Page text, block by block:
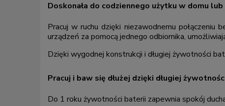
Doskonała do codziennego użytku w domu
Pracuj w ruchu dzięki niezawodnemu
urządzeń za pomocą jednego odbiornika,
Dzięki wygodnej konstrukcji i długiej żywotności
Pracuj i baw się dłużej dzięki długiej
Do 1 roku żywotności baterii zapewnia spokój